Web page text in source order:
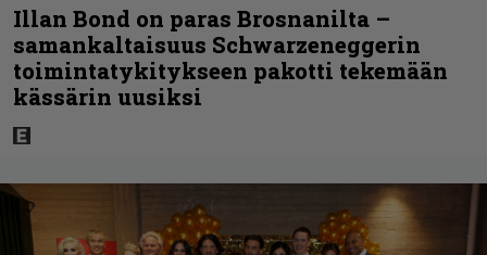
Illan Bond on paras Brosnanilta –
samankaltaisuus Schwarzeneggerin
toimintatykitykseen pakotti tekemään
kässärin uusiksi